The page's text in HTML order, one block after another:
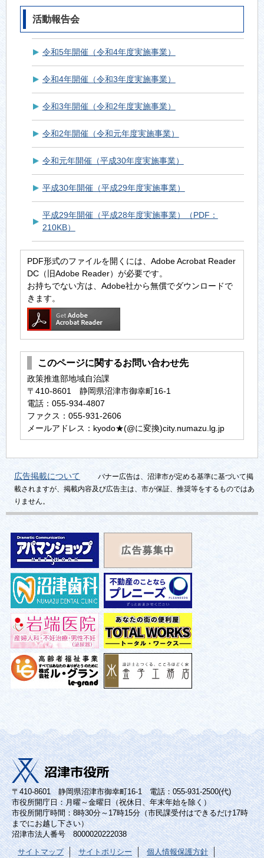
活動報告会
令和5年開催（令和4年度実施事業）
令和4年開催（令和3年度実施事業）
令和3年開催（令和2年度実施事業）
令和2年開催（令和元年度実施事業）
令和元年開催（平成30年度実施事業）
平成30年開催（平成29年度実施事業）
平成29年開催（平成28年度実施事業）（PDF：
210KB）
PDF形式のファイルを開くには、Adobe Acrobat Reader
DC（旧Adobe Reader）が必要です。
お持ちでない方は、Adobe社から無償でダウンロードで
きます。
このページに関するお問い合わせ先
政策推進部地域自治課
〒410-8601 静岡県沼津市御幸町16-1
電話：055-934-4807
ファクス：055-931-2606
メールアドレス：kyodo★(@に変換)city.numazu.lg.jp
広告掲載について
バナー広告は、沼津市が定める基準に基づいて掲
載されますが、掲載内容及び広告主は、市が保証、推奨等をするものではあ
りません。
〒410-8601 静岡県沼津市御幸町16-1 電話：055-931-2500(代)
市役所開庁日：月曜～金曜日（祝休日、年末年始を除く）
市役所開庁時間：8時30分～17時15分（市民課受付はできるだけ17時
までにお越し下さい）
沼津市法人番号 8000020222038
サイトマップ サイトポリシー 個人情報保護方針